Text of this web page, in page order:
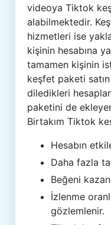
videoya Tiktok
alabilmektedir.
hizmetleri ise
kişinin hesabına
tamamen kişinin
keşfet paketi
diledikleri
paketini de
Birtakım Tiktok
Hesabın
Daha fazla
Beğeni
İzlenme
gözlemlenir.